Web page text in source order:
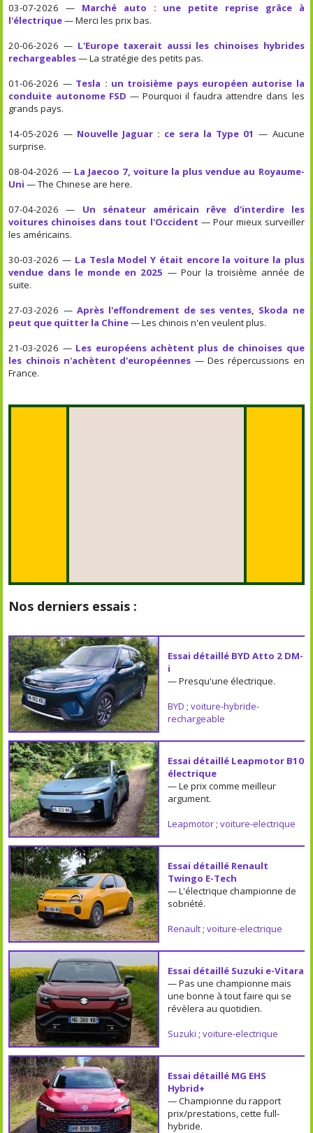
03-07-2026 — Marché auto : une petite reprise grâce à
l'électrique— Merci les prix bas.
20-06-2026 — L'Europe taxerait aussi les chinoises hybrides
rechargeables— La stratégie des petits pas.
01-06-2026 — Tesla : un troisième pays européen autorise la
conduite autonome FSD — Pourquoi il faudra attendre dans les
grands pays.
14-05-2026 — Nouvelle Jaguar : ce sera la Type 01 — Aucune
surprise.
08-04-2026 — La Jaecoo 7, voiture la plus vendue au Royaume-
Uni — The Chinese are here.
07-04-2026 — Un sénateur américain rêve d'interdire les
voitures chinoises dans tout l'Occident — Pour mieux surveiller
les américains.
30-03-2026 — La Tesla Model Y était encore la voiture la plus
vendue dans le monde en 2025 — Pour la troisième année de
suite.
27-03-2026 — Après l'effondrement de ses ventes, Skoda ne
peut que quitter la Chine— Les chinois n'en veulent plus.
21-03-2026 — Les européens achètent plus de chinoises que
les chinois n'achètent d'européennes — Des répercussions en
France.
Nos derniers essais :
Essai détaillé BYD Atto 2 DM-
i
— Presqu'une électrique.
BYD ; voiture-hybride-
rechargeable
Essai détaillé Leapmotor B10
électrique
— Le prix comme meilleur
argument.
Leapmotor; voiture-electrique
Essai détaillé Renault
Twingo E-Tech
— L'électrique championne de
sobriété.
Renault; voiture-electrique
Essai détaillé Suzuki e-Vitara
— Pas une championne mais
une bonne à tout faire qui se
révèlera au quotidien.
Suzuki ; voiture-electrique
Essai détaillé MG EHS
Hybrid+
— Championne du rapport
prix/prestations, cette full-
hybride.